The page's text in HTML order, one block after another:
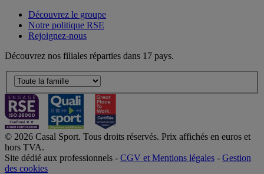
Découvrez le groupe
Notre politique RSE
Rejoignez-nous
Découvrez nos filiales réparties dans 17 pays.
© 2026 Casal Sport. Tous droits réservés. Prix affichés en euros et
hors TVA.
Site dédié aux professionnels - CGV et Mentions légales - Gestion
des cookies